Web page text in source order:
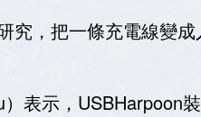
究，把一條充電線變
表示，USBHarpoon